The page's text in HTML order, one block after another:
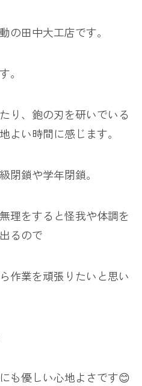
の田中大工店です。
。
り、鉋の刃を研いでいる
よい時間に感じます。
閉鎖や学年閉鎖。
理をすると怪我や体調を
るので
作業を頑張りたいと思い
も優しい心地よさです😊